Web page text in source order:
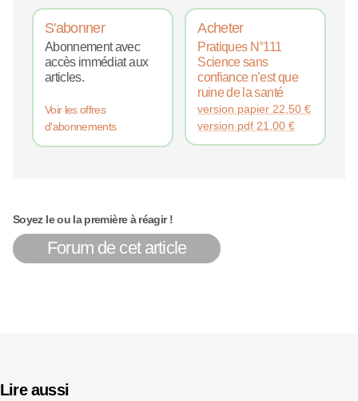
S'abonner
Abonnement avec
accès immédiat aux
articles.
Voir les offres
d'abonnements
Acheter
Pratiques N°111
Science sans
confiance n’est que
ruine de la santé
version papier 22,50€
version pdf 21,00€
Soyez le ou la première à réagir !
Forum de cet article
Lire aussi